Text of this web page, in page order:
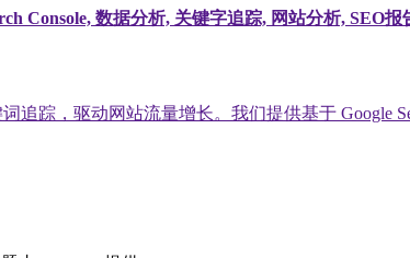
Console, 数据分析, 关键字追踪, 网站分析, SEO
追踪，驱动网站流量增长。我们提供基于 Google